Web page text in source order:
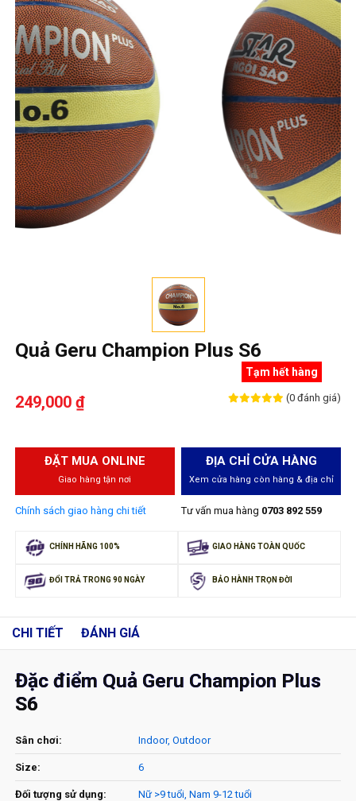
Quả Geru Champion Plus S6
Tạm hết hàng
249,000 ₫ (0 đánh giá)
ĐẶT MUA ONLINE
Giao hàng tận nơi
Chính sách giao hàng chi tiết
ĐỊA CHỈ CỬA HÀNG
Xem cửa hàng còn hàng & địa chỉ
Tư vấn mua hàng 0703 892 559
CHÍNH HÃNG 100% GIAO HÀNG TOÀN QUỐC
ĐỔI TRẢ TRONG 90 NGÀY BẢO HÀNH TRỌN ĐỜI
CHI TIẾT ĐÁNH GIÁ
Đặc điểm Quả Geru Champion Plus
S6
Sân chơi: Indoor, Outdoor
Size: 6
Đối tượng sử dụng: Nữ >9 tuổi, Nam 9-12 tuổi